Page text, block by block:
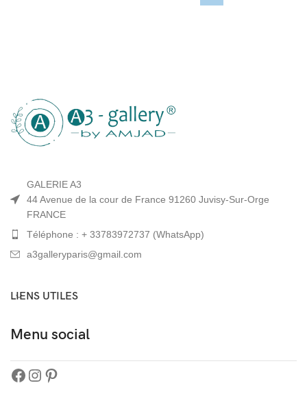
GALERIE A3
44 Avenue de la cour de France 91260 Juvisy-Sur-Orge
FRANCE
Téléphone : + 33783972737 (WhatsApp)
a3galleryparis@gmail.com
LIENS UTILES
Menu social